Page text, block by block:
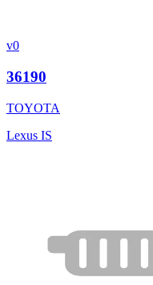
v0
36190
TOYOTA
Lexus IS